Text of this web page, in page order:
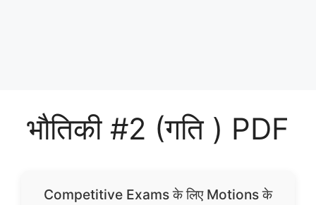
भौतिकी #2 (गति ) PDF
Competitive Exams के लिए Motions के